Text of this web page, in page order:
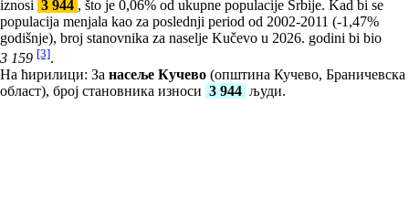
iznosi 3 944 , što je 0,06% od ukupne populacije Srbije. Kad bi se
populacija menjala kao za poslednji period od 2002-2011 (-1,47%
godišnje), broj stanovnika za naselje Kučevo u 2026. godini bi bio
3 159 [3].
На ћирилици: За насеље Кучево (општина Кучево, Браничевска
област), број становника износи 3 944 људи.